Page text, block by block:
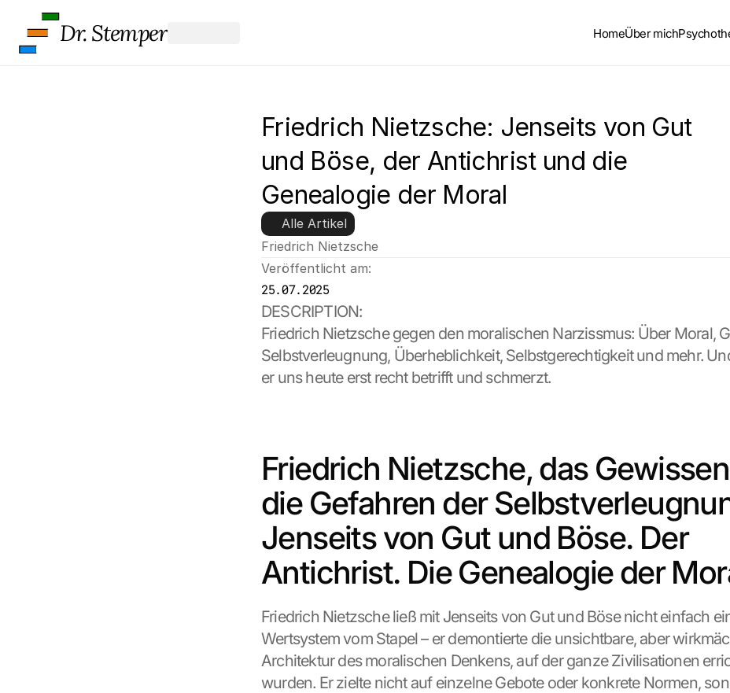
Friedrich Nietzsche: Jenseits von Gut
und Böse, der Antichrist und die
Genealogie der Moral
Alle Artikel
Friedrich Nietzsche
Veröffentlicht am:
25.07.2025
DESCRIPTION:
Friedrich Nietzsche gegen den moralischen Narzissmus: Über Moral,
Selbstverleugnung, Überheblichkeit, Selbstgerechtigkeit und mehr.
er uns heute erst recht betrifft und schmerzt.
Friedrich Nietzsche, das
die Gefahren der
Jenseits von Gut und Böse. Der
Antichrist. Die Genealogie der
Friedrich Nietzsche ließ mit Jenseits von Gut und Böse nicht einfach
Wertsystem vom Stapel – er demontierte die unsichtbare, aber
Architektur des moralischen Denkens, auf der ganze Zivilisationen
wurden. Er zielte nicht auf einzelne Gebote oder konkrete Normen,
Dr. Stemper HomeÜber mich